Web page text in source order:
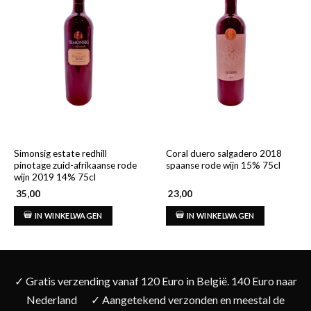
Simonsig estate redhill
pinotage zuid-afrikaanse rode
wijn 2019 14% 75cl
35,00
IN WINKELWAGEN
Coral duero salgadero 2018
spaanse rode wijn 15% 75cl
23,00
IN WINKELWAGEN
✓ Gratis verzending vanaf 120 Euro in België. 140 Euro naar
Nederland
✓ Aangetekend verzonden en meestal de